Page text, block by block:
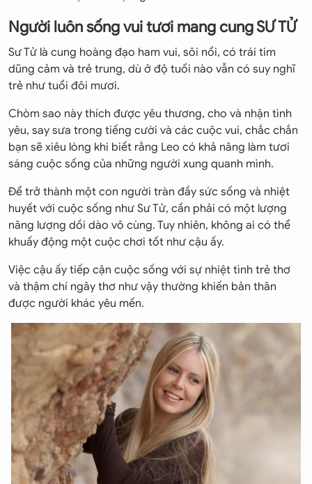
Người luôn sống vui tươi mang cung SƯ TỬ
Sư Tử là cung hoàng đạo ham vui, sôi nổi, có trái tim
dũng cảm và trẻ trung, dù ở độ tuổi nào vẫn có suy nghĩ
trẻ như tuổi đôi mươi.
Chòm sao này thích được yêu thương, cho và nhận tình
yêu, say sưa trong tiếng cười và các cuộc vui, chắc chắn
bạn sẽ xiêu lòng khi biết rằng Leo có khả năng làm tươi
sáng cuộc sống của những người xung quanh mình.
Để trở thành một con người tràn đầy sức sống và nhiệt
huyết với cuộc sống như Sư Tử, cần phải có một lượng
năng lượng dồi dào vô cùng. Tuy nhiên, không ai có thể
khuấy động một cuộc chơi tốt như cậu ấy.
Việc cậu ấy tiếp cận cuộc sống với sự nhiệt tình trẻ thơ
và thậm chí ngây thơ như vậy thường khiến bản thân
được người khác yêu mến.